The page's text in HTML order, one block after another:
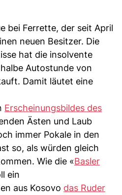
bei Ferrette, der seit April
neuen Besitzer. Die
hat die insolvente
Autostunde von
Damit läutet eine
Erscheinungsbildes des
Ästen und Laub
immer Pokale in den
so, als würden gleich
Wie die «Basler
ein
aus Kosovo das Ruder